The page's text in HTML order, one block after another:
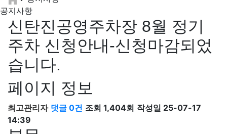
공지사항
신탄진공영주차장 8월 정기
주차 신청안내-신청마감되었
습니다.
페이지 정보
최고관리자 댓글 0건 조회 1,404회 작성일 25-07-17
14:39